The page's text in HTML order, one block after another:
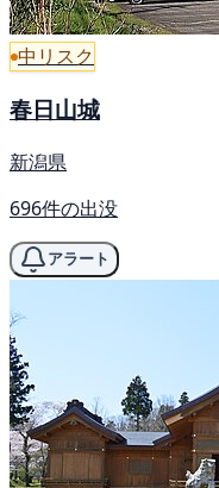
中リスク
春日山城
新潟県
696件の出没
アラート